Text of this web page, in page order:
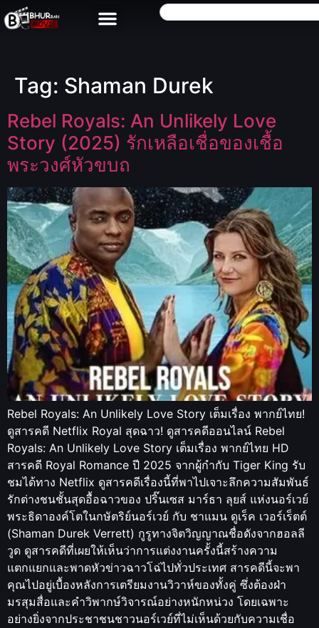
Tag: Shaman Durek
Rebel Royals: An Unlikely Love
Story (2025) รักเหลือเชื่อของเชื้อ
พระวงศ์หัวขบถ
Rebel Royals: An Unlikely Love Story เต็มเรื่อง พากย์ไทย!
ดูสารคดี Netflix Royal สุดฉาว! ดูสารคดีออนไลน์ Rebel
Royals: An Unlikely Love Story เต็มเรื่อง พากย์ไทย HD
สารคดี Royal Romance ปี 2025 จากผู้กำกับ Tiger King รับ
ชมได้ทาง Netflix ดูสารคดีเรื่องนี้ที่พาไปเจาะลึกความสัมพันธ์
รักต่างชนชั้นสุดอื้อฉาวของ ปริ๊นเซส มาร์ธา ลุยส์ แห่งนอร์เวย์
พระธิดาองค์โตในกษัตริย์นอร์เวย์ กับ ชาแมน ดูเร็ค เวอร์เร็ตต์
(Shaman Durek Verrett) กูรูทางจิตวิญญาณชื่อดังจากฮอลลี
วูด ดูสารคดีที่เผยให้เห็นว่าการแต่งงานครั้งนี้สร้างความ
แตกแยกและพาดหัวข่าวฉาวโฉ่ไปทั่วประเทศ สารคดีนี้จะพา
คุณไปอยู่เบื้องหลังการเตรียมงานวิวาห์ของทั้งคู่ ซึ่งต้องฝ่า
มรสุมสื่อและคำวิพากษ์วิจารณ์อย่างหนักหน่วง โดยเฉพาะ
อย่างยิ่งจากประชาชนชาวนอร์เวย์ที่ไม่เห็นด้วยกับความเชื่อ